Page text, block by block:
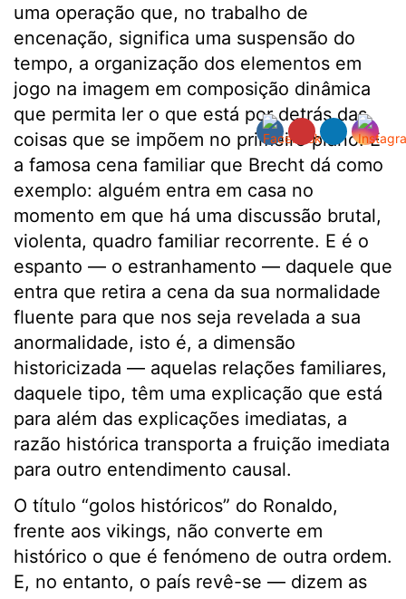
uma operação que, no trabalho de
encenação, significa uma suspensão do
tempo, a organização dos elementos em
jogo na imagem em composição dinâmica
que permita ler o que está por detrás das
coisas que se impõem no primeiro plano. É
a famosa cena familiar que Brecht dá como
exemplo: alguém entra em casa no
momento em que há uma discussão brutal,
violenta, quadro familiar recorrente. E é o
espanto — o estranhamento — daquele que
entra que retira a cena da sua normalidade
fluente para que nos seja revelada a sua
anormalidade, isto é, a dimensão
historicizada — aquelas relações familiares,
daquele tipo, têm uma explicação que está
para além das explicações imediatas, a
razão histórica transporta a fruição imediata
para outro entendimento causal.
O título “golos históricos” do Ronaldo,
frente aos vikings, não converte em
histórico o que é fenómeno de outra ordem.
E, no entanto, o país revê-se — dizem as